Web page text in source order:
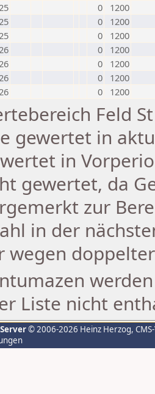
0
1200
0
1200
0
1200
0
1200
0
1200
0
1200
0 1200
Feld
gewertet in
in
gewertet, da
zur
in der
wegen
Liste nicht
© 2006-2026 Heinz Herzog,